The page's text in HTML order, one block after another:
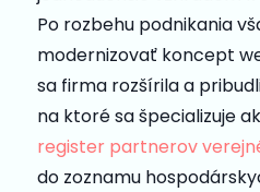
Po rozbehu podnikania
modernizovať koncept
sa firma rozšírila a
na ktoré sa špecializuje
register partnerov
do zoznamu